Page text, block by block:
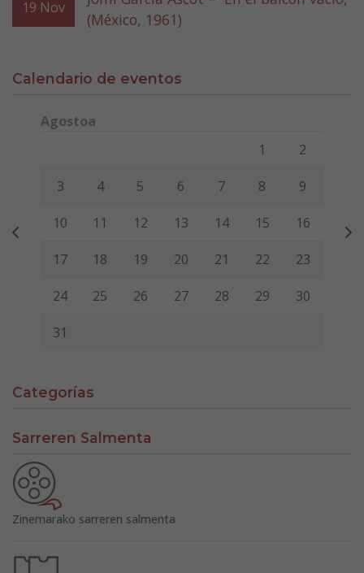
19 Nov
(México, 1961)
Calendario de eventos
Agostoa
Viernes Sábado
1 2
3 4 5 6 7 8 9
10 11 12 13 14 15 16
17 18 19 20 21 22 23
24 25 26 27 28 29 30
31
Categorías
Sarreren Salmenta
Zinemarako sarreren salmenta